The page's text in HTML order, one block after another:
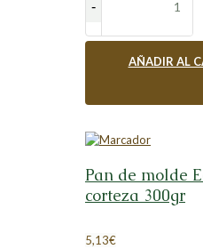
AÑADIR AL
Pan de molde
corteza 300gr
5,13€